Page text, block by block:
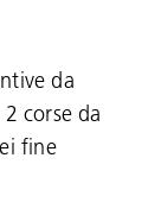
da
corse da
fine